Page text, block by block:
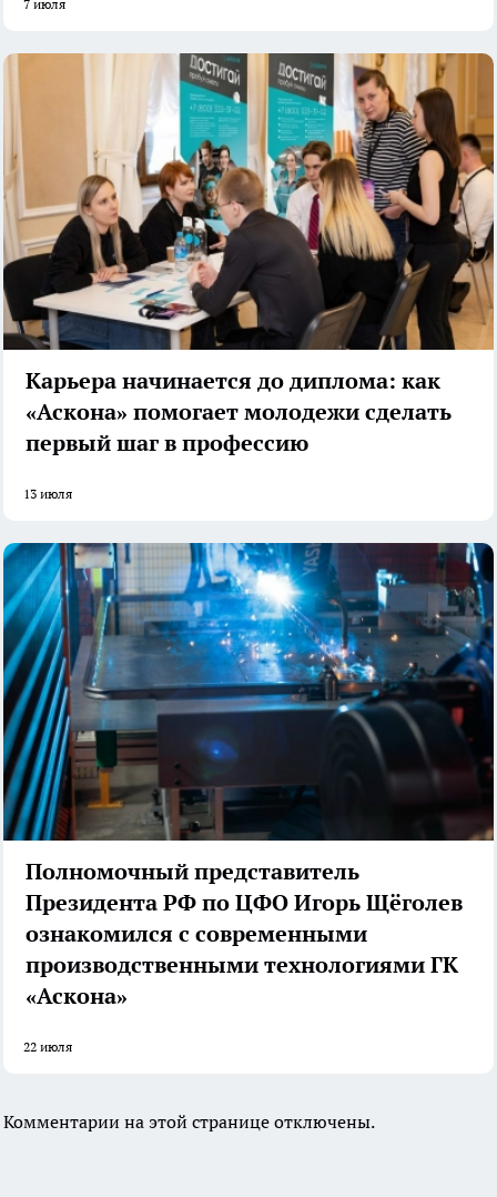
7 июля
Карьера начинается до диплома: как
«Аскона» помогает молодежи сделать
первый шаг в профессию
13 июля
Полномочный представитель
Президента РФ по ЦФО Игорь Щёголев
ознакомился с современными
производственными технологиями ГК
«Аскона»
22 июля
Комментарии на этой странице отключены.